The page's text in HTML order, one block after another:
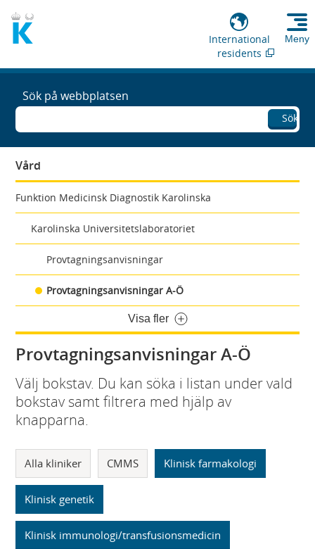
International
residents
Meny
Sök på webbplatsen
Sök
Vård
Funktion Medicinsk Diagnostik Karolinska
Karolinska Universitetslaboratoriet
Provtagningsanvisningar
Provtagningsanvisningar A-Ö
Visa fler
Provtagningsanvisningar A-Ö
Välj bokstav. Du kan söka i listan under vald
bokstav samt filtrera med hjälp av
knapparna.
Alla kliniker CMMS Klinisk farmakologi
Klinisk genetik
Klinisk immunologi/transfusionsmedicin